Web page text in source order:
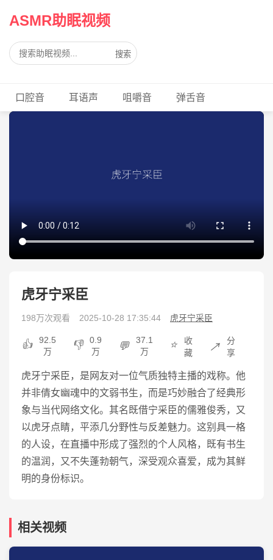
ASMR助眠视频
搜索
口腔音 耳语声 咀嚼音 弹舌音
虎牙宁采臣
198万次观看 2025-10-28 17:35:44 虎牙宁采臣
👍
92.5
万
👎
0.9
万
💬
37.1
万
⭐
收
藏
↗️
分
享
虎牙宁采臣，是网友对一位气质独特主播的戏称。他
并非倩女幽魂中的文弱书生，而是巧妙融合了经典形
象与当代网络文化。其名既借宁采臣的儒雅俊秀，又
以虎牙点睛，平添几分野性与反差魅力。这别具一格
的人设，在直播中形成了强烈的个人风格，既有书生
的温润，又不失蓬勃朝气，深受观众喜爱，成为其鲜
明的身份标识。
相关视频